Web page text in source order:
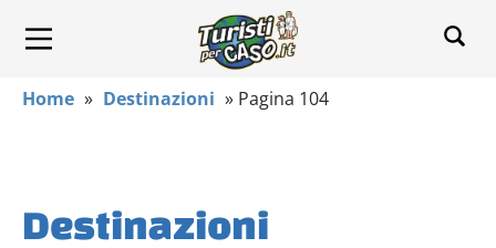
Home » Destinazioni » Pagina 104
Destinazioni